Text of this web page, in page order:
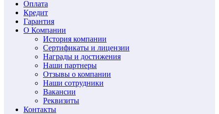
Оплата
Кредит
Гарантия
О Компании
История компании
Сертификаты и лицензии
Награды и достижения
Наши партнеры
Отзывы о компании
Наши сотрудники
Вакансии
Реквизиты
Контакты